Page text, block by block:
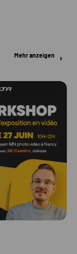
Mehr anzeigen